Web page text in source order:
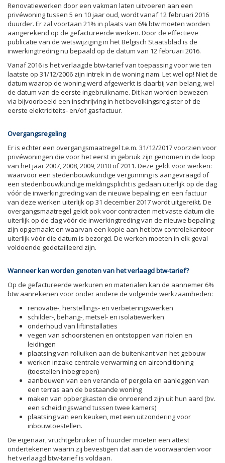
Renovatiewerken door een vakman laten uitvoeren aan een
privéwoning tussen 5 en 10 jaar oud, wordt vanaf 12 februari 2016
duurder. Er zal voortaan 21% in plaats van 6% btw moeten worden
aangerekend op de gefactureerde werken. Door de effectieve
publicatie van de wetswijziging in het Belgisch Staatsblad is de
inwerkingtreding nu bepaald op de datum van 12 februari 2016.
Vanaf 2016 is het verlaagde btw-tarief van toepassing voor wie ten
laatste op 31/12/2006 zijn intrek in de woning nam. Let wel op! Niet de
datum waarop de woning werd afgewerkt is daarbij van belang, wel
de datum van de eerste ingebruikname. Dit kan worden bewezen
via bijvoorbeeld een inschrijving in het bevolkingsregister of de
eerste elektriciteits- en/of gasfactuur.
Overgangsregeling
Er is echter een overgangsmaatregel t.e.m. 31/12/2017 voorzien voor
privéwoningen die voor het eerst in gebruik zijn genomen in de loop
van het jaar 2007, 2008, 2009, 2010 of 2011. Deze geldt voor werken:
waarvoor een stedenbouwkundige vergunning is aangevraagd of
een stedenbouwkundige meldingsplicht is gedaan uiterlijk op de dag
vóór de inwerkingtreding van de nieuwe bepaling; en een factuur
van deze werken uiterlijk op 31 december 2017 wordt uitgereikt. De
overgangsmaatregel geldt ook voor contracten met vaste datum die
uiterlijk op de dag vóór de inwerkingtreding van de nieuwe bepaling
zijn opgemaakt en waarvan een kopie aan het btw-controlekantoor
uiterlijk vóór die datum is bezorgd. De werken moeten in elk geval
voldoende gedetailleerd zijn.
Wanneer kan worden genoten van het verlaagd btw-tarief?
Op de gefactureerde werkuren en materialen kan de aannemer 6%
btw aanrekenen voor onder andere de volgende werkzaamheden:
renovatie-, herstellings- en verbeteringswerken
schilder-, behang-, metsel- en isolatiewerken
onderhoud van liftinstallaties
vegen van schoorstenen en ontstoppen van riolen en
leidingen
plaatsing van rolluiken aan de buitenkant van het gebouw
werken inzake centrale verwarming en airconditioning
(toestellen inbegrepen)
aanbouwen van een veranda of pergola en aanleggen van
een terras aan de bestaande woning
maken van opbergkasten die onroerend zijn uit hun aard (bv.
een scheidingswand tussen twee kamers)
plaatsing van een keuken, met een uitzondering voor
inbouwtoestellen.
De eigenaar, vruchtgebruiker of huurder moeten een attest
ondertekenen waarin zij bevestigen dat aan de voorwaarden voor
het verlaagd btw-tarief is voldaan.